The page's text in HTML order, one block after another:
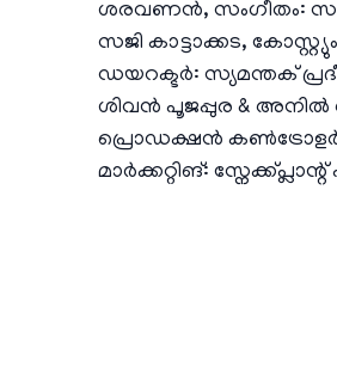
ശരവണൻ, സംഗീതം:
സജി കാട്ടാക്കട,
ഡയറക്ടർ: സ്യമന്തക്
ശിവൻ പൂജപ്പുര & അനിൽ
പ്രൊഡക്ഷൻ
മാർക്കറ്റിങ്: